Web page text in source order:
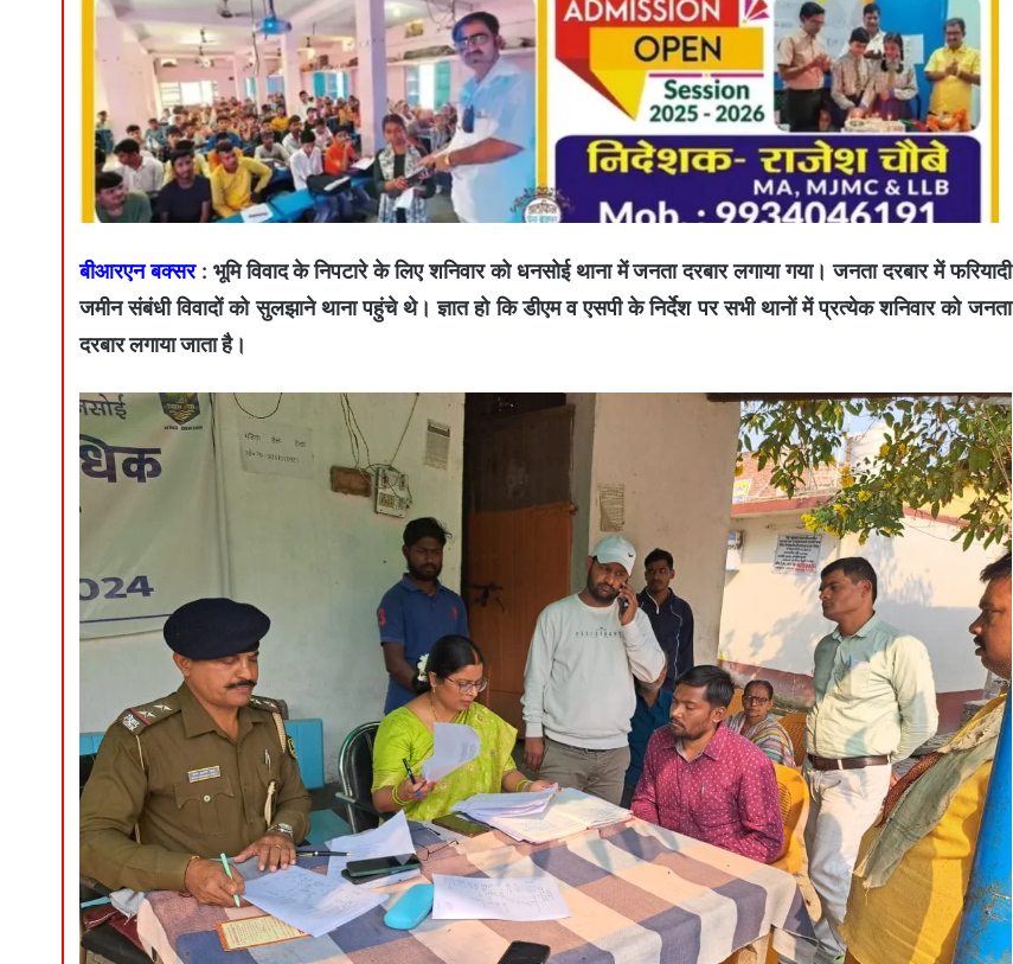
बीआरएन बक्सर: भूमि विवाद के निपटारे के लिए शनिवार को धनसोई थाना में जनता दरबार लगाया गया। जनता दरबार में फरियादी
जमीन संबंधी विवादों को सुलझाने थाना पहुंचे थे। ज्ञात हो कि डीएम व एसपी के निर्देश पर सभी थानों में प्रत्येक शनिवार को जनता
दरबार लगाया जाता है।